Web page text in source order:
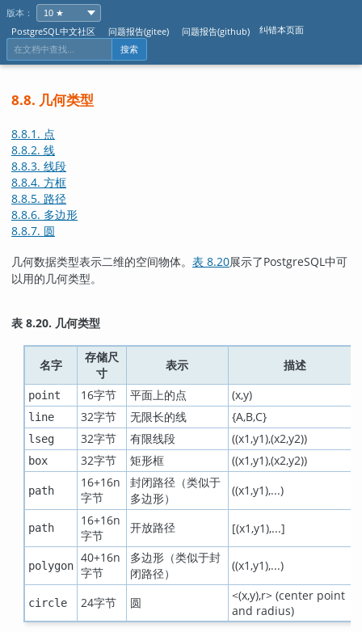
版本：
PostgreSQL中文社区
问题报告(gitee) 问题报告(github) 纠错本页面
搜索
8.8. 几何类型
8.8.1. 点
8.8.2. 线
8.8.3. 线段
8.8.4. 方框
8.8.5. 路径
8.8.6. 多边形
8.8.7. 圆
几何数据类型表示二维的空间物体。 表 8.20展示了PostgreSQL中可
以用的几何类型。
表 8.20. 几何类型
名字
存储尺
寸
表示 描述
point 16字节 平面上的点 (x,y)
line 32字节 无限长的线 {A,B,C}
lseg 32字节 有限线段 ((x1,y1),(x2,y2))
box 32字节 矩形框 ((x1,y1),(x2,y2))
path
16+16n
字节
封闭路径（类似于
多边形）
((x1,y1),...)
path
16+16n
字节
开放路径 [(x1,y1),...]
polygon
40+16n
字节
多边形（类似于封
闭路径）
((x1,y1),...)
circle 24字节 圆
<(x,y),r> (center point
and radius)